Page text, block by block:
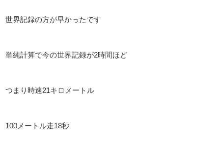
世界記録の方が早かったです
単純計算で今の世界記録が2時間ほど
つまり時速21キロメートル
100メートル走18秒